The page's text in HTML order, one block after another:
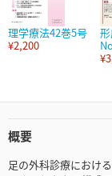
理学療法42巻5号
¥2,200
概要
足の外科診療におけ